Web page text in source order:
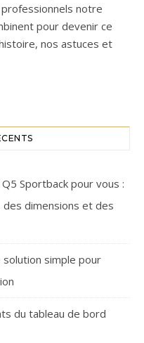
notre
pour devenir ce
nos astuces et
Sportback pour vous :
dimensions et des
solution simple pour
du tableau de bord